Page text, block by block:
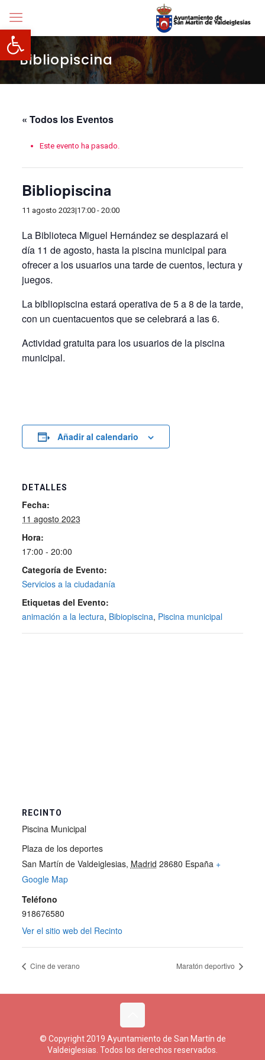
Abrir barra de herramientas
Bibliopiscina
« Todos los Eventos
Este evento ha pasado.
Bibliopiscina
11 agosto 2023|17:00- 20:00
La Biblioteca Miguel Hernández se desplazará el
día 11 de agosto, hasta la piscina municipal para
ofrecer a los usuarios una tarde de cuentos, lectura y
juegos.
La bibliopiscina estará operativa de 5 a 8 de la tarde,
con un cuentacuentos que se celebrará a las 6.
Actividad gratuita para los usuarios de la piscina
municipal.
Añadir al calendario
DETALLES
Fecha:
11 agosto 2023
Hora:
17:00 - 20:00
Categoría de Evento:
Servicios a la ciudadanía
Etiquetas del Evento:
animación a la lectura, Bibiopiscina, Piscina municipal
RECINTO
Piscina Municipal
Plaza de los deportes
San Martín de Valdeiglesias, Madrid 28680 España +
Google Map
Teléfono
918676580
Ver el sitio web del Recinto
Cine de verano Maratón deportivo
© Copyright 2019 Ayuntamiento de San Martín de
Valdeiglesias. Todos los derechos reservados.